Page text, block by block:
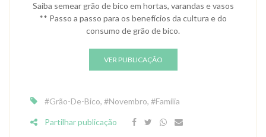
Saiba semear grão de bico em hortas, varandas e vasos
** Passo a passo para os benefícios da cultura e do
consumo de grão de bico.
VER PUBLICAÇÃO
#Grão-De-Bico, #Novembro, #Família
Partilhar publicação